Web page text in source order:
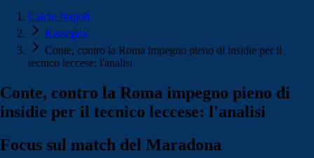
Calcio Napoli
Rassegna
Conte, contro la Roma impegno pieno di insidie per il
tecnico leccese: l'analisi
Conte, contro la Roma impegno pieno di
insidie per il tecnico leccese: l'analisi
Focus sul match del Maradona